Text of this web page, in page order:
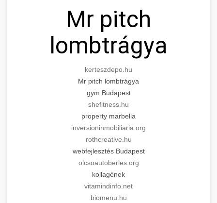
Mr pitch
lombtrágya
kerteszdepo.hu
Mr pitch lombtrágya
gym Budapest
shefitness.hu
property marbella
inversioninmobiliaria.org
rothcreative.hu
webfejlesztés Budapest
olcsoautoberles.org
kollagének
vitamindinfo.net
biomenu.hu